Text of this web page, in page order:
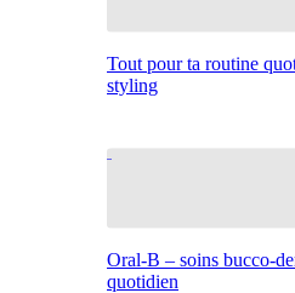
Tout pour ta routine
styling
Oral-B – soins bucco-
quotidien